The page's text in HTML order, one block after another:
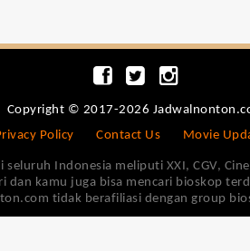
Copyright © 2017-2026
Policy Contact Us Movie
Indonesia meliputi XXI, CGV,
dan kamu juga bisa mencari bioskop
tidak berafiliasi dengan group